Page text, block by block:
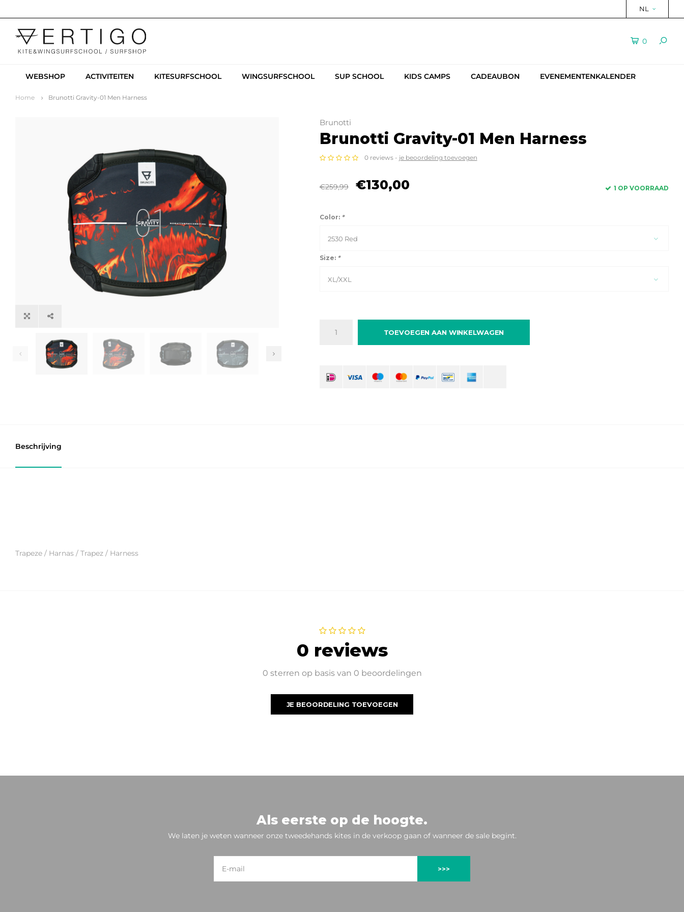
NL
0
WEBSHOP ACTIVITEITEN KITESURFSCHOOL WINGSURFSCHOOL SUP SCHOOL KIDS CAMPS CADEAUBON EVENEMENTENKALENDER
Home Brunotti Gravity-01 Men Harness
Brunotti
Brunotti Gravity-01 Men Harness
0 reviews - je beoordeling toevoegen
€259,99 €130,00 1 OP VOORRAAD
Color: *
2530 Red
Size: *
XL/XXL
TOEVOEGEN AAN WINKELWAGEN
Beschrijving
Trapeze / Harnas / Trapez / Harness
0 reviews
0 sterren op basis van 0 beoordelingen
JE BEOORDELING TOEVOEGEN
Als eerste op de hoogte.
We laten je weten wanneer onze tweedehands kites in de verkoop gaan of wanneer de sale begint.
>>>